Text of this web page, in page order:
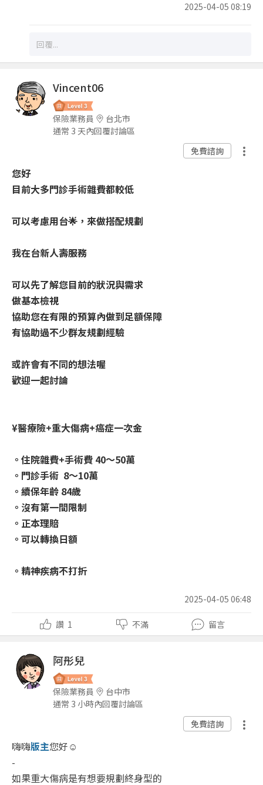
2025-04-05 08:19
Vincent06
保險業務員
台北市
通常 3 天內回覆討論區
免費諮詢
您好
目前大多門診手術雜費都較低
可以考慮用台🌟，來做搭配規劃
我在台新人壽服務
可以先了解您目前的狀況與需求
做基本檢視
協助您在有限的預算內做到足額保障
有協助過不少群友規劃經驗
或許會有不同的想法喔
歡迎一起討論
¥醫療險+重大傷病+癌症一次金
。住院雜費+手術費 40～50萬
。門診手術 8～10萬
。續保年齡 84歲
。沒有第一間限制
。正本理賠
。可以轉換日額
。精神疾病不打折
2025-04-05 06:48
讚 1 不滿 留言
阿彤兒
保險業務員
台中市
通常 3 小時內回覆討論區
免費諮詢
嗨嗨版主您好☺️
-
如果重大傷病是有想要規劃終身型的